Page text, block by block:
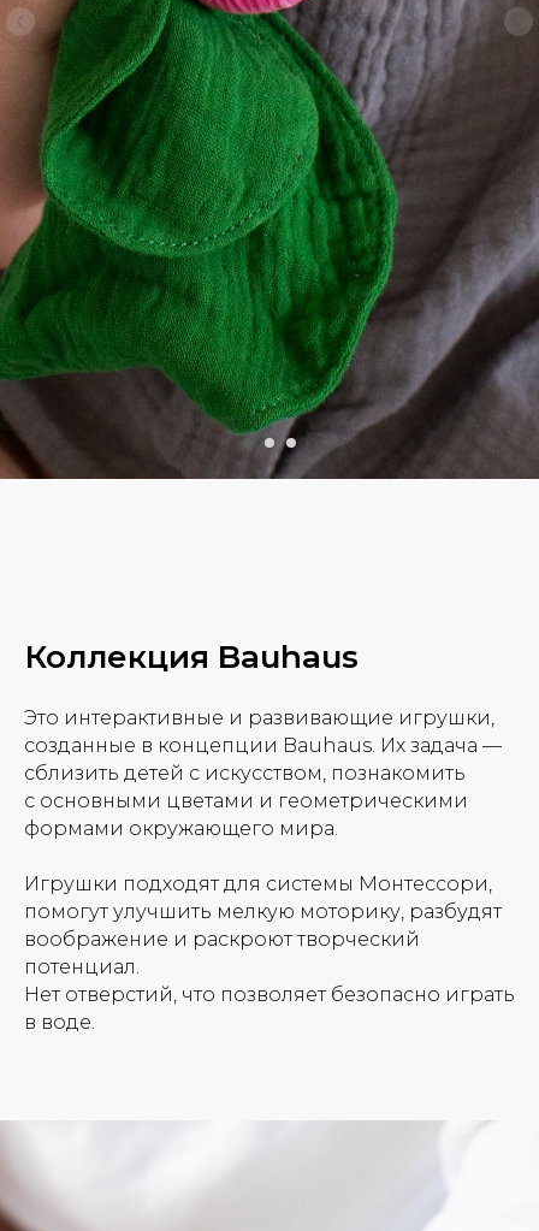
Коллекция Bauhaus
Это интерактивные и развивающие игрушки,
созданные в концепции Bauhaus. Их задача —
сблизить детей с искусством, познакомить
с основными цветами и геометрическими
формами окружающего мира.
Игрушки подходят для системы Монтессори,
помогут улучшить мелкую моторику, разбудят
воображение и раскроют творческий
потенциал.
Нет отверстий, что позволяет безопасно играть
в воде.